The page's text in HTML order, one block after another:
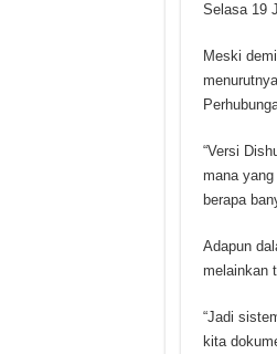
Selasa 19
Meski
“Versi
mana
berapa
Adapun
melainkan
“Jadi
kita